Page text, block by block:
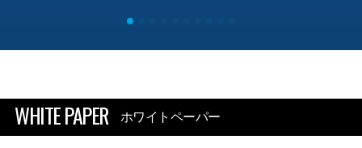
WHITE PAPER ホワイトペーパー